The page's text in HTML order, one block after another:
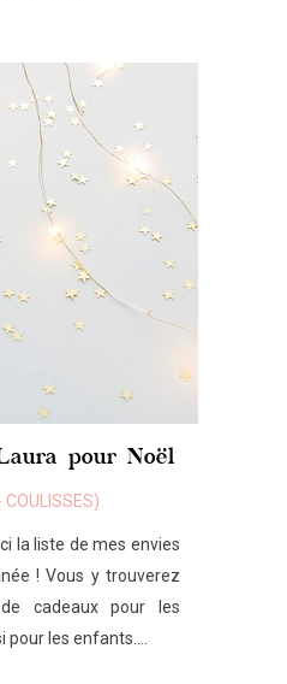
pour Noël
COULISSES)
la liste de mes envies
! Vous y trouverez
cadeaux pour les
les enfants....